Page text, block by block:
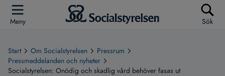
Meny Sök
Start Om Socialstyrelsen
Pressrum
Pressmeddelanden och nyheter
Socialstyrelsen: Onödig och skadlig vård behöver fasas ut